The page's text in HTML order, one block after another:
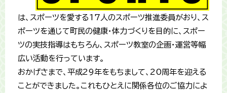
は、スポーツを愛する17人のスポーツ推進委員がおり、ス
ポーツを通じて町民の健康・体力づくりを目的に、スポー
ツの実技指導はもちろん、スポーツ教室の企画・運営等幅
広い活動を行っています。
おかげさまで、平成29年をもちまして、20周年を迎える
ことができました。これもひとえに関係各位のご協力によ